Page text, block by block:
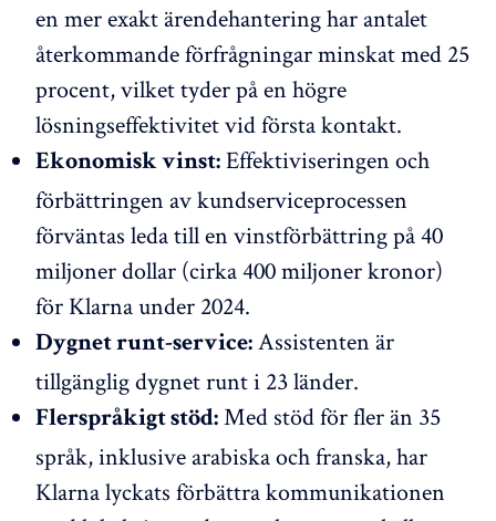
en mer exakt ärendehantering har antalet
återkommande förfrågningar minskat med 25
procent, vilket tyder på en högre
lösningseffektivitet vid första kontakt.
Ekonomisk vinst: Effektiviseringen och
förbättringen av kundserviceprocessen
förväntas leda till en vinstförbättring på 40
miljoner dollar (cirka 400 miljoner kronor)
för Klarna under 2024.
Dygnet runt-service: Assistenten är
tillgänglig dygnet runt i 23 länder.
Flerspråkigt stöd: Med stöd för fler än 35
språk, inklusive arabiska och franska, har
Klarna lyckats förbättra kommunikationen